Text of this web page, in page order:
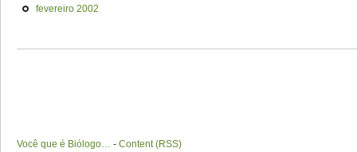
fevereiro 2002
Você que é Biólogo… - Content (RSS)